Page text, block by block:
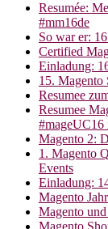
Resumée:
#mm16de
So war er:
Certified
Einladung:
15. Magento
Resumee
Resumee
#mageUC16
Magento 2:
1. Magento
Events
Einladung:
Magento
Magento